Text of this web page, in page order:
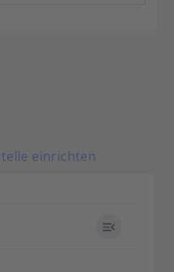
einrichten